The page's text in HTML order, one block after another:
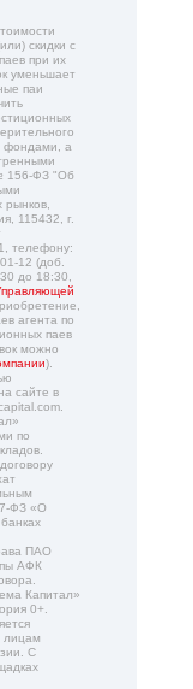
скидки с
при их
уменьшает
паи
фондами, а
156-ФЗ "Об
115432, г.
телефону:
12 (доб.
до 18:30,
агента по
паев
можно
).
сайте в
по
ФЗ «О
ПАО
АФК
Капитал»
0+.
лицам
С